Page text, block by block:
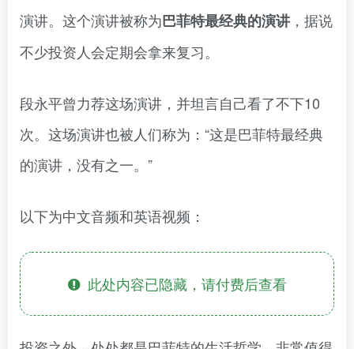
演讲。这个演讲被称为巴菲特最经典的演讲 ，据说
不少投资人会定期会拿来复习。
段永平曾力荐这场演讲，并坦言自己看了不下10
次。这场演讲也被人们称为：“这是巴菲特最经典
的演讲，没有之一。”
以下为中文音频和英语视频：
此处内容已隐藏，请付费后查看